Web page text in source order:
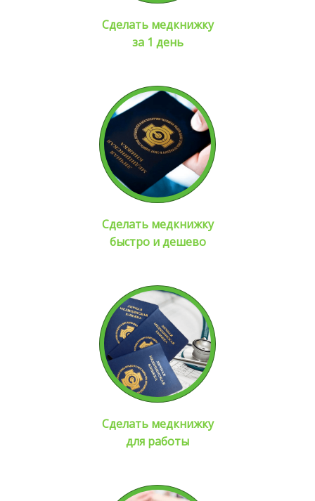
Сделать медкнижку
за 1 день
Сделать медкнижку
быстро и дешево
Сделать медкнижку
для работы